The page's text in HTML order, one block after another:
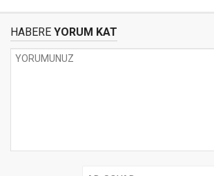
HABERE YORUM KAT